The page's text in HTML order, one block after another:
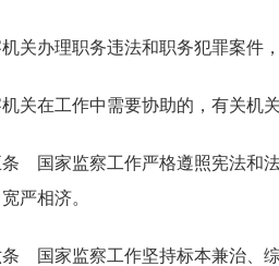
办理职务违法和职务犯罪案件，
在工作中需要协助的，有关机关
家监察工作严格遵照宪法和法
严相济。
家监察工作坚持标本兼治、综